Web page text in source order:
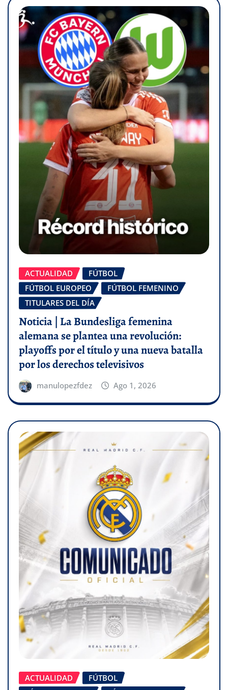
ACTUALIDAD
FÚTBOL
FÚTBOL EUROPEO
FÚTBOL FEMENINO
TITULARES DEL DÍA
Noticia | La Bundesliga femenina
alemana se plantea una revolución:
playoffs por el título y una nueva batalla
por los derechos televisivos
manulopezfdez Ago 1, 2026
ACTUALIDAD
FÚTBOL